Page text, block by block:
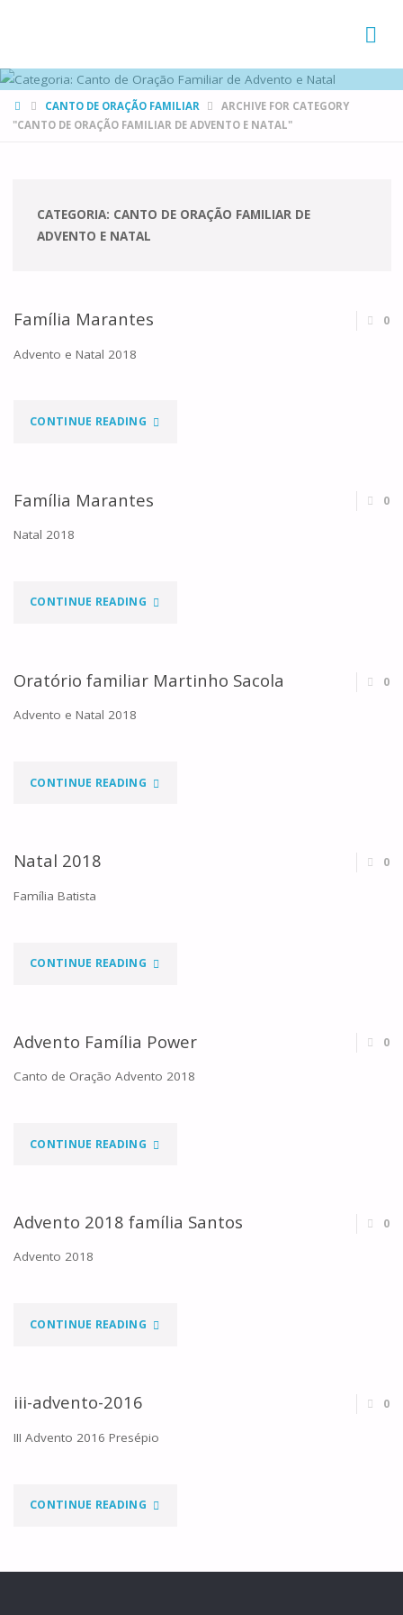
HOMECANTO DE ORAÇÃO FAMILIAR
ARCHIVE FOR CATEGORY
"CANTO DE ORAÇÃO FAMILIAR DE ADVENTO E NATAL"
CATEGORIA: CANTO DE ORAÇÃO FAMILIAR DE
ADVENTO E NATAL
Família Marantes 0
Advento e Natal 2018
CONTINUE READING"FAMÍLIA
Família Marantes 0
Natal 2018
CONTINUE READING"FAMÍLIA
Oratório familiar Martinho Sacola 0
Advento e Natal 2018
CONTINUE READING"ORATÓRIO
Natal 2018 0
Família Batista
CONTINUE READING"NATAL
Advento Família Power 0
Canto de Oração Advento 2018
CONTINUE READING"ADVENTO
POWER"
Advento 2018 família Santos 0
Advento 2018
CONTINUE READING"ADVENTO
SANTOS"
iii-advento-2016 0
III Advento 2016 Presépio
CONTINUE READING"III-
2016"